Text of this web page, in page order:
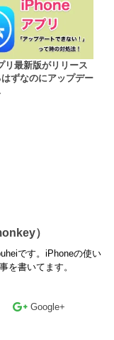
リ最新版がリリース
ずなのにアップデー
）
です。iPhoneの使い
を書いてます。
Google+